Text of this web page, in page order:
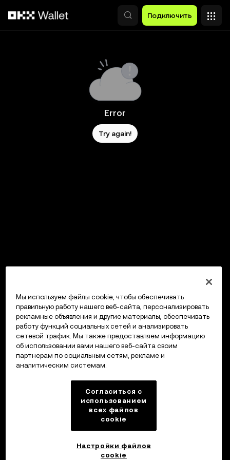
Подключить
Error
Try again!
Мы используем файлы cookie, чтобы обеспечивать
правильную работу нашего веб-сайта, персонализировать
рекламные объявления и другие материалы, обеспечивать
работу функций социальных сетей и анализировать
сетевой трафик. Мы также предоставляем информацию
об использовании вами нашего веб-сайта своим
партнерам по социальным сетям, рекламе и
аналитическим системам.
Согласиться с
использованием
всех файлов
cookie
Настройки файлов
cookie